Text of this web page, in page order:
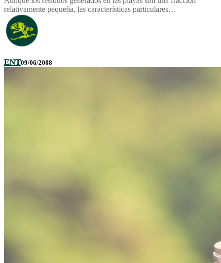
relativamente pequeña, las características particulares…
ENT09/06/2008